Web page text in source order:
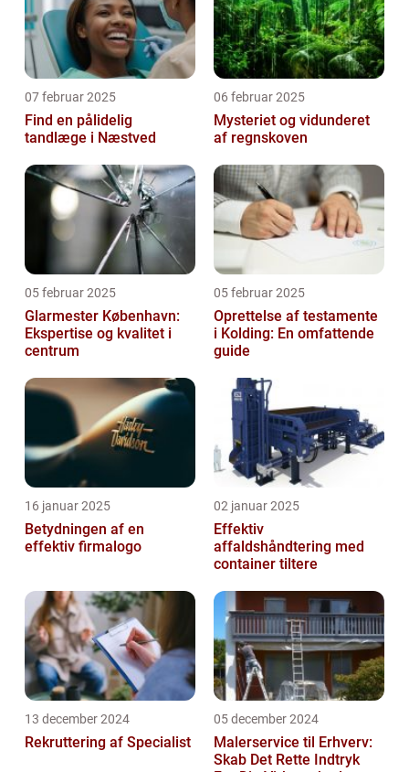
07 februar 2025
Find en pålidelig
tandlæge i Næstved
06 februar 2025
Mysteriet og vidunderet
af regnskoven
05 februar 2025
Glarmester København:
Ekspertise og kvalitet i
centrum
05 februar 2025
Oprettelse af testamente
i Kolding: En omfattende
guide
16 januar 2025
Betydningen af en
effektiv firmalogo
02 januar 2025
Effektiv
affaldshåndtering med
container tiltere
13 december 2024
Rekruttering af Specialist
05 december 2024
Malerservice til Erhverv:
Skab Det Rette Indtryk